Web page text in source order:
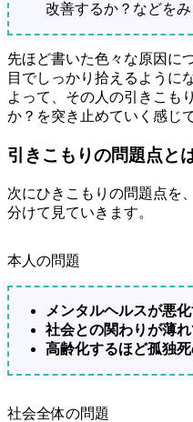
改善するか？などをみ
先ほど書いた色々な原因に
目でしっかり拾えるように
よって、その人の引きこも
か？を突き止めていく感じで
引きこもりの問題点と
次にひきこもりの問題点を
分けて見ていきます。
本人の問題
メンタルヘルスが悪
社会との関わりが薄
高齢化するほど孤独
社会全体の問題